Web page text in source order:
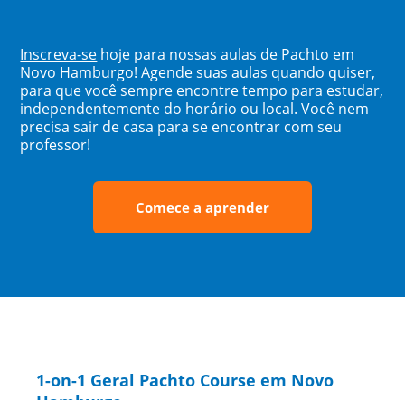
Inscreva-se hoje para nossas aulas de Pachto em
Novo Hamburgo! Agende suas aulas quando quiser,
para que você sempre encontre tempo para estudar,
independentemente do horário ou local. Você nem
precisa sair de casa para se encontrar com seu
professor!
Comece a aprender
1-on-1 Geral Pachto Course em Novo